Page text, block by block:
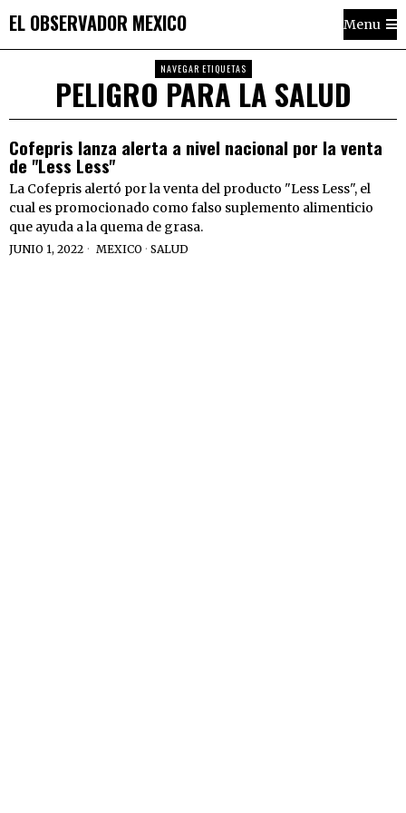
EL OBSERVADOR MEXICO Menu
NAVEGAR ETIQUETAS
PELIGRO PARA LA SALUD
Cofepris lanza alerta a nivel nacional por la venta
de "Less Less"
La Cofepris alertó por la venta del producto "Less Less", el
cual es promocionado como falso suplemento alimenticio
que ayuda a la quema de grasa.
JUNIO 1, 2022 MEXICO · SALUD